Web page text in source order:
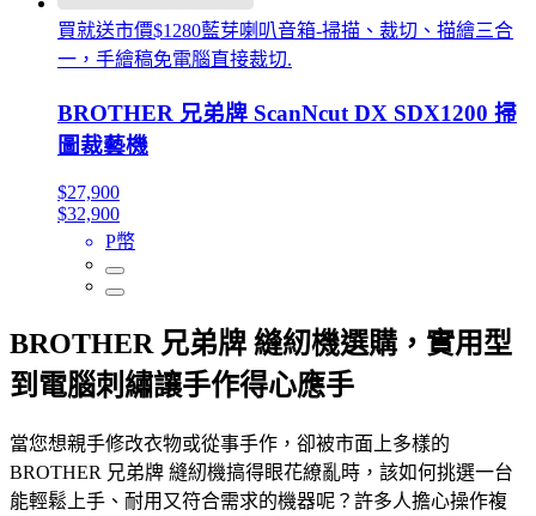
買就送市價$1280藍芽喇叭音箱-掃描、裁切、描繪三合
一，手繪稿免電腦直接裁切.
BROTHER 兄弟牌 ScanNcut DX SDX1200 掃
圖裁藝機
$27,900
$32,900
P幣
BROTHER 兄弟牌 縫紉機選購，實用型
到電腦刺繡讓手作得心應手
當您想親手修改衣物或從事手作，卻被市面上多樣的
BROTHER 兄弟牌 縫紉機搞得眼花繚亂時，該如何挑選一台
能輕鬆上手、耐用又符合需求的機器呢？許多人擔心操作複